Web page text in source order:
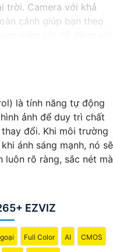
trời. Camera với khả
cảnh giúp bạn theo
thể hiện rõ ràng.
nước và chống
trời, bạn có thể yên
xâm nhập hoặc mất
là tính năng tự động
ảnh để duy trì chất
đổi. Khi môi trường
ánh sáng mạnh, nó sẽ
luôn rõ ràng, sắc nét mà
EZVIZ
Full Color AI CMOS